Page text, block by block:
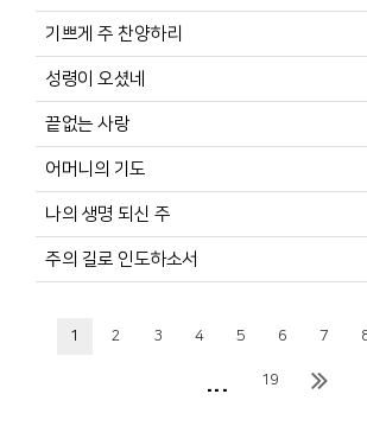
기쁘게 주 찬양하리
성령이 오셨네
끝없는 사랑
어머니의 기도
나의 생명 되신 주
주의 길로 인도하소서
1 2 3 4 5 6 7
... 19